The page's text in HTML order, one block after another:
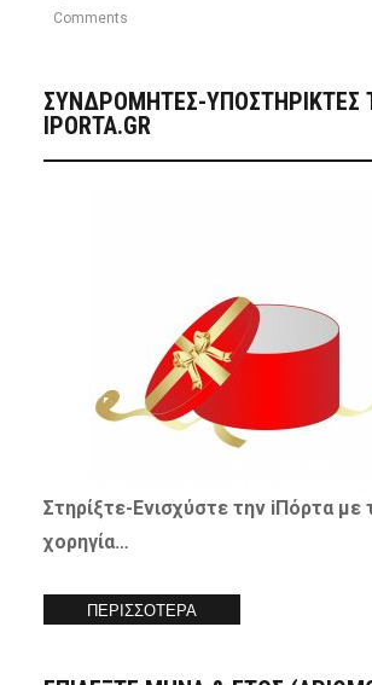
Comments
ΣΥΝΔΡΟΜΗΤΈΣ-ΥΠΟΣΤΗΡΙΚΤΈΣ
IPORTA.GR
Στηρίξτε-Ενισχύστετην iΠόρτα με
χορηγία…
ΠΕΡΙΣΣΟΤΕΡΑ